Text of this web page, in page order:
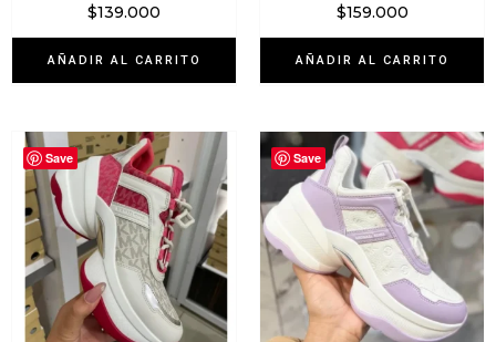
$139.000
AÑADIR AL CARRITO
$159.000
AÑADIR AL CARRITO
Save Save